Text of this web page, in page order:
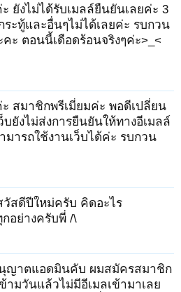
ยังไม่ได้รับเมลล์ยืนยันเลยค่ะ 3
ะทู้และอื่นๆไม่ได้เลยค่ะ รบกวน
คะ ตอนนี้เดือดร้อนจริงๆค่ะ>_<
สมาชิกพรีเมี่ยมค่ะ พอดีเปลี่ยน
บยังไม่ส่งการยืนยันให้ทางอีเมลล์
มารถใช้งานเว็บได้ค่ะ รบกวน
วัสดีปีใหม่ครับ คิดอะไร
อย่างครับพี่ /\
ญาตแอดมินคับ ผมสมัครสมาชิก
ามวันแล้วไม่มีอีเมลเข้ามาเลย